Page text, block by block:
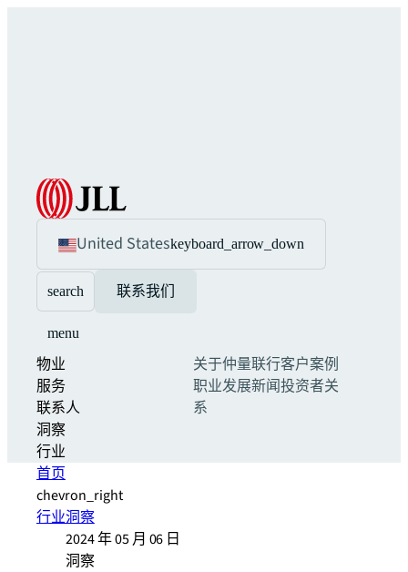
United Stateskeyboard_arrow_down
search 联系我们
menu
物业
服务
联系人
洞察
行业
关于仲量联行客户案例
职业发展新闻投资者关
系
首页
chevron_right
行业洞察
2024 年 05 月 06 日
洞察